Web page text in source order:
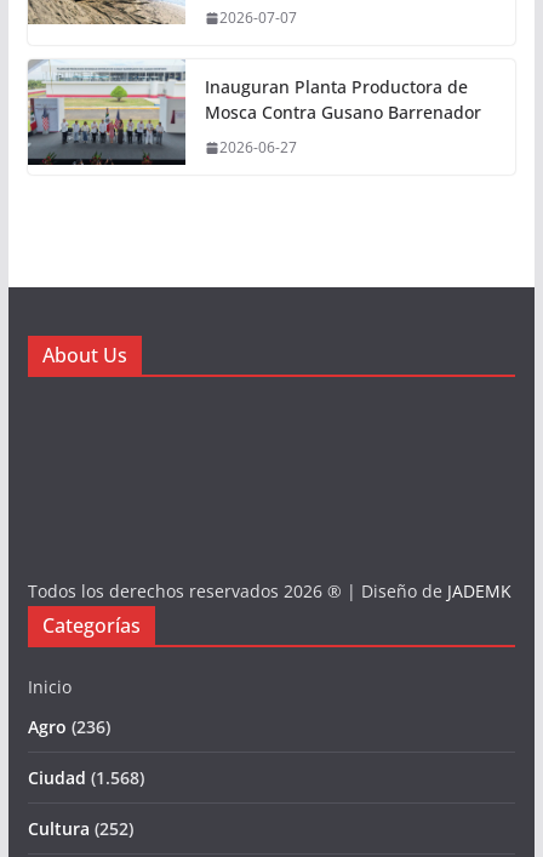
2026-07-07
Inauguran Planta Productora de
Mosca Contra Gusano Barrenador
2026-06-27
About Us
Todos los derechos reservados 2026 ® | Diseño de JADEMK
Categorías
Inicio
Agro (236)
Ciudad (1.568)
Cultura (252)